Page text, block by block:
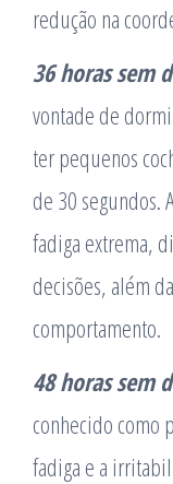
redução na
36 horas sem
vontade de
ter pequenos
de 30 segundos.
fadiga extrema,
decisões, além
comportamento.
48 horas sem
conhecido como
fadiga e a